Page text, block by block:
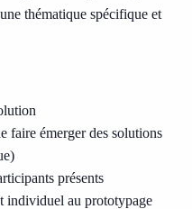
thématique spécifique et
faire émerger des solutions
présents
individuel au prototypage